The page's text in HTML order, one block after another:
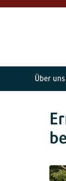
Über uns